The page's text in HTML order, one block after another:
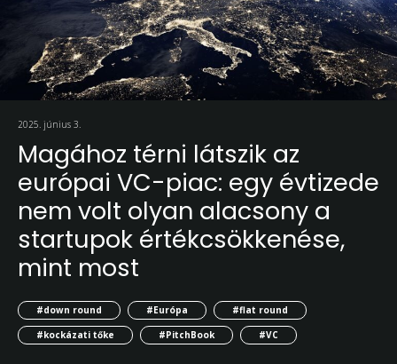
2025. június 3.
Magához térni látszik az
európai VC-piac: egy évtizede
nem volt olyan alacsony a
startupok értékcsökkenése,
mint most
#down round #Európa
#flat round
#kockázati tőke
#PitchBook #VC